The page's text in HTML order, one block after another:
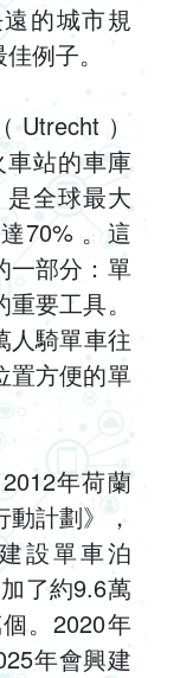
的城市規
例子。
Utrecht ）
站的車庫
全球最大
70% 。這
一部分：單
要工具。
人騎單車往
置方便的單
年荷蘭
計劃》，
設單車泊
了約9.6萬
。2020年
年會興建